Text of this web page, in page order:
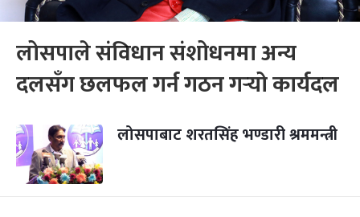
लोसपाले संविधान संशोधनमा अन्य
दलसँग छलफल गर्न गठन गर्‍यो कार्यदल
लोसपाबाट शरतसिंह भण्डारी श्रममन्त्री